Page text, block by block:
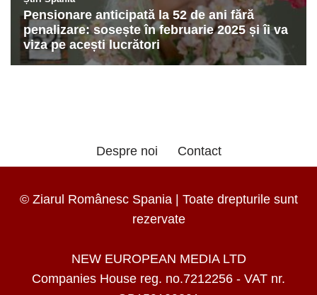
Despre noi Contact
© Ziarul Românesc Spania | Toate drepturile sunt
rezervate
NEW EUROPEAN MEDIA LTD
Companies House reg. no.7212256 - VAT nr.